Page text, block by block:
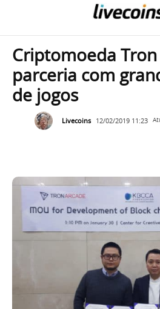
Criptomoeda
parceria com
de jogos
Livecoins 12/02/2019 11:23